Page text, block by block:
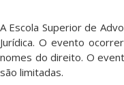
A Escola Superior de
Jurídica. O evento
nomes do direito. O
são limitadas.